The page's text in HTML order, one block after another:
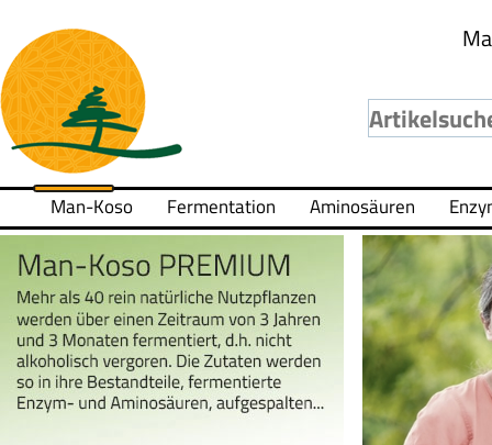
Man-Koso Fermentation Aminosäuren